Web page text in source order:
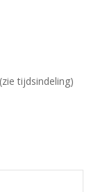
tijdsindeling)